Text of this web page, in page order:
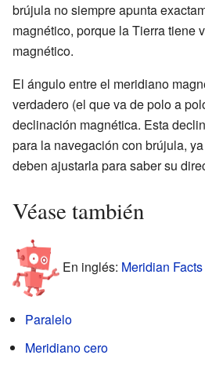
brújula no siempre apunta
magnético, porque la Tierra tiene
magnético.
El ángulo entre el meridiano
verdadero (el que va de polo a
declinación magnética. Esta
para la navegación con brújula,
deben ajustarla para saber su
Véase también
En inglés: Meridian
Paralelo
Meridiano cero